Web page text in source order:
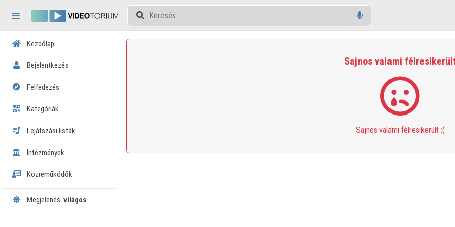
Tartalom kihagyása
Kezdőlap
Bejelentkezés
Felfedezés
Kategóriák
Lejátszási listák
Intézmények
Közreműködők
Megjelenés: világos
Sajnos valami
Sajnos valami félresikerült :(